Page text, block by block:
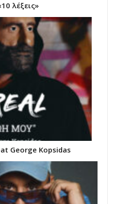
λέξεις»
George Kopsidas